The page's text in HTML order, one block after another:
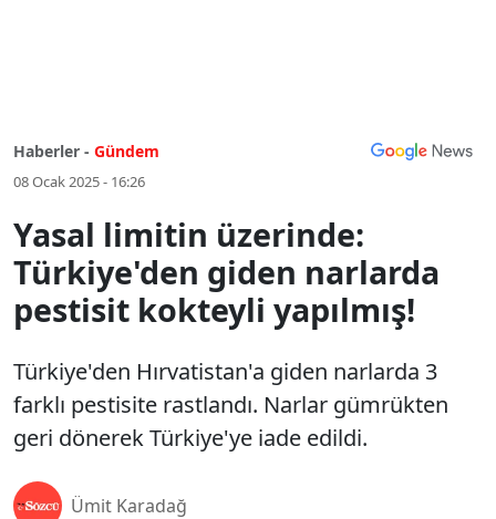
Haberler - Gündem
08 Ocak 2025 - 16:26
Yasal limitin üzerinde:
Türkiye'den giden narlarda
pestisit kokteyli yapılmış!
Türkiye'den Hırvatistan'a giden narlarda 3
farklı pestisite rastlandı. Narlar gümrükten
geri dönerek Türkiye'ye iade edildi.
Ümit Karadağ